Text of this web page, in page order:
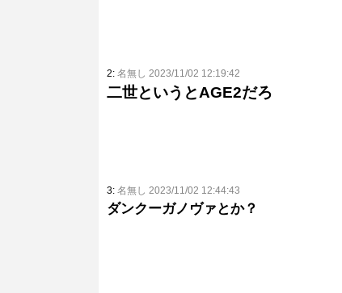
2: 名無し 2023/11/02 12:19:42
二世というとAGE2だろ
3: 名無し 2023/11/02 12:44:43
ダンクーガノヴァとか？